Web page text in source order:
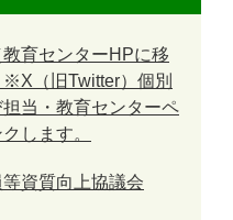
育センターHPに移
（旧Twitter）個別
当・教育センターペ
します。
資質向上協議会